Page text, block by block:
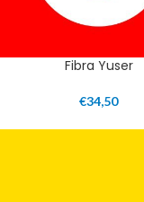
Fibra Yuser
€34,50